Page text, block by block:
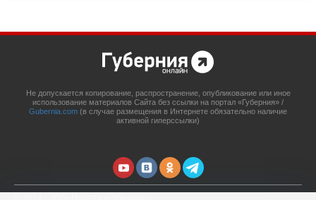
Не допускается копирование, распространение, опубликование или иное
использование материалов Сайта без ссылки на портал «Губерния» /
Gubernia.com (в случае размещения в Интернете обязательно наличие
активной гиперссылки)